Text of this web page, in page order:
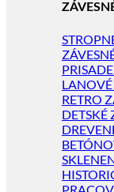
RETRO
DETSKÉ